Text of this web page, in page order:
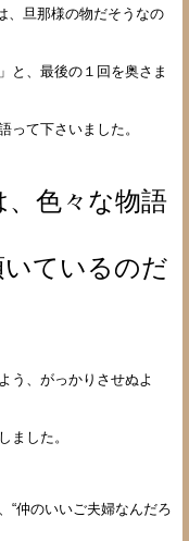
旦那様の物だそうなの
と、最後の１回を奥さま
って下さいました。
色々な物語
いているのだ
う、がっかりさせぬよ
ました。
“仲のいいご夫婦なんだろ